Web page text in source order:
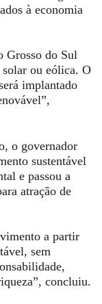
à economia
Grosso do Sul
solar ou eólica. O
implantado
o governador
sustentável
e passou a
atração de
a partir
sem
concluiu.